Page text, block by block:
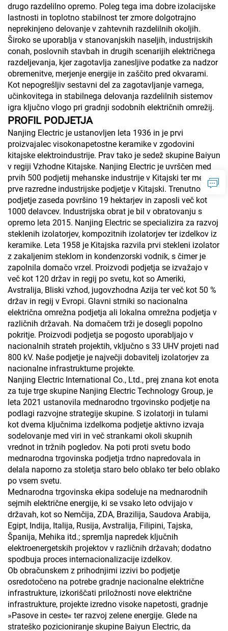
drugo razdelilno opremo. Poleg tega ima dobre izolacijske
lastnosti in toplotno stabilnost ter zmore dolgotrajno
neprekinjeno delovanje v zahtevnih razdelilnih okoljih.
Široko se uporablja v stanovanjskih naseljih, industrijskih
conah, poslovnih stavbah in drugih scenarijih električnega
razdeljevanja, kjer zagotavlja zanesljive podatke za nadzor
obremenitve, merjenje energije in zaščito pred okvarami.
Kot nepogrešljiv sestavni del za zagotavljanje varnega,
učinkovitega in stabilnega delovanja razdelilnih sistemov
igra ključno vlogo pri gradnji sodobnih električnih omrežij.
PROFIL PODJETJA
Nanjing Electric je ustanovljen leta 1936 in je prvi
proizvajalec visokonapetostne keramike v zgodovini
kitajske elektroindustrije. Prav tako je sedež skupine Baiyun
v regiji Vzhodne Kitajske. Nanjing Electric je uvrščen med
prvih 500 podjetij mehanske industrije v Kitajski ter med
prve razredne industrijske podjetje v Kitajski. Trenutno
podjetje zaseda površino 19 hektarjev in zaposli več kot
1000 delavcev. Industrijska obrat je bil v obratovanju s
opremo leta 2015. Nanjing Electric se specializira za razvoj
steklenih izolatorjev, kompozitnih izolatorjev ter izdelkov iz
keramike. Leta 1958 je Kitajska razvila prvi stekleni izolator
z zakaljenim steklom in kondenzorski vodnik, s čimer je
zapolnila domačo vrzel. Proizvodi podjetja se izvažajo v
več kot 120 držav in regij po svetu, kot so Ameriki,
Avstralija, Bliski vzhod, jugovzhodna Azija ter več kot 50 %
držav in regij v Evropi. Glavni strniki so nacionalna
električna omrežna podjetja ali lokalna omrežna podjetja v
različnih državah. Na domačem trži je dosegli popolno
pokritje. Proizvodi podjetja se pogosto uporabljajo v
nacionalnih strateh projektih, vključno s 33 UHV projeti nad
800 kV. Naše podjetje je največji dobavitelj izolatorjev za
nacionalne infrastrukturne projekte.
Nanjing Electric International Co., Ltd., prej znana kot enota
za tuje trge skupine Nanjing Electric Technology Group, je
leta 2021 ustanovila mednarodno trgovinsko podjetje na
podlagi razvojne strategije skupine. S izolatorji in tulami
kot dvema ključnima izdelkoma podjetje aktivno izvaja
sodelovanje med viri in več strankami okoli skupnih
vrednot in tržnih pogledov. Na poti proti svetu bodo
mednarodna trgovinska podjetja trdno napredovala in
delala naporno za stoletja staro belo oblako ter belo oblako
po vsem svetu.
Mednarodna trgovinska ekipa sodeluje na mednarodnih
sejmih električne energije, ki se vsako leto odvijajo v
državah, kot so Nemčija, ZDA, Brazilija, Saudova Arabija,
Egipt, Indija, Italija, Rusija, Avstralija, Filipini, Tajska,
Španija, Mehika itd.; spremlja napredek ključnih
elektroenergetskih projektov v različnih državah; dodatno
spodbuja proces internacionalizacije izdelkov.
Ob obračunskem z prihodnjimi izzivi bo podjetje
osredotočeno na potrebe gradnje nacionalne električne
infrastrukture, izkoriščati priložnosti nove električne
infrastrukture, projekte izredno visoke napetosti, gradnje
»Pasove in ceste« ter razvoj zelene energije. Glede na
strateško pozicioniranje skupine Baiyun Electric, da